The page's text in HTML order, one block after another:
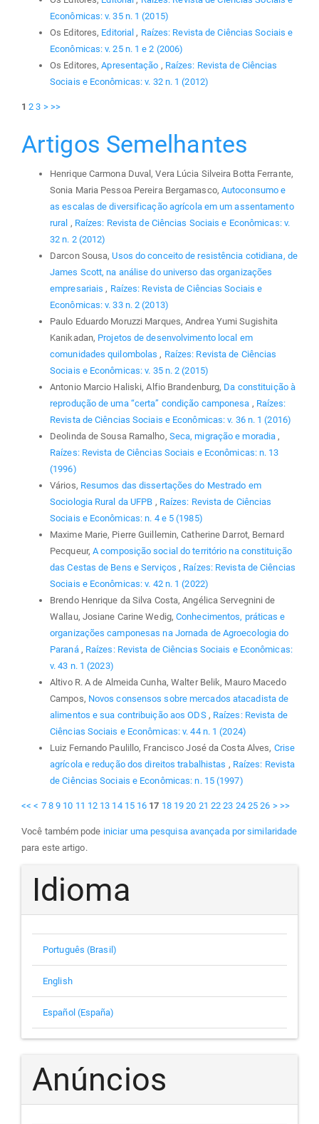
Econômicas: v. 35 n. 1 (2015)
Os Editores, Editorial, Raízes: Revista de Ciências Sociais e
Econômicas: v. 25 n. 1 e 2 (2006)
Os Editores,Apresentação , Raízes: Revista de Ciências
Sociais e Econômicas: v. 32 n. 1 (2012)
1 2 3 > >>
Artigos Semelhantes
Henrique Carmona Duval, Vera Lúcia Silveira Botta Ferrante,
Sonia Maria Pessoa Pereira Bergamasco, Autoconsumo e
as escalas de diversificação agrícola em um assentamento
rural , Raízes: Revista de Ciências Sociais e Econômicas: v.
32 n. 2 (2012)
Darcon Sousa,Usos do conceito de resistência cotidiana, de
James Scott, na análise do universo das organizações
empresariais, Raízes: Revista de Ciências Sociais e
Econômicas: v. 33 n. 2 (2013)
Paulo Eduardo Moruzzi Marques, Andrea Yumi Sugishita
Kanikadan, Projetos de desenvolvimento local em
comunidades quilombolas, Raízes: Revista de Ciências
Sociais e Econômicas: v. 35 n. 2 (2015)
Antonio Marcio Haliski, Alfio Brandenburg, Da constituição à
reprodução de uma “certa” condição camponesa , Raízes:
Revista de Ciências Sociais e Econômicas: v. 36 n. 1 (2016)
Deolinda de Sousa Ramalho, Seca, migração e moradia,
Raízes: Revista de Ciências Sociais e Econômicas: n. 13
(1996)
Vários, Resumos das dissertações do Mestrado em
Sociologia Rural da UFPB , Raízes: Revista de Ciências
Sociais e Econômicas: n. 4 e 5 (1985)
Maxime Marie, Pierre Guillemin, Catherine Darrot, Bernard
Pecqueur, A composição social do território na constituição
das Cestas de Bens e Serviços, Raízes: Revista de Ciências
Sociais e Econômicas: v. 42 n. 1 (2022)
Brendo Henrique da Silva Costa, Angélica Servegnini de
Wallau, Josiane Carine Wedig,Conhecimentos, práticas e
organizações camponesas na Jornada de Agroecologia do
Paraná , Raízes: Revista de Ciências Sociais e Econômicas:
v. 43 n. 1 (2023)
Altivo R. A de Almeida Cunha, Walter Belik, Mauro Macedo
Campos, Novos consensos sobre mercados atacadista de
alimentos e sua contribuição aos ODS , Raízes: Revista de
Ciências Sociais e Econômicas: v. 44 n. 1 (2024)
Luiz Fernando Paulillo, Francisco José da Costa Alves, Crise
agrícola e redução dos direitos trabalhistas , Raízes: Revista
de Ciências Sociais e Econômicas: n. 15 (1997)
<< < 7 8 9 10 11 12 13 14 15 16 17 18 19 20 21 22 23 24 25 26 > >>
Você também pode iniciar uma pesquisa avançada por similaridade
para este artigo.
Idioma
Português (Brasil)
English
Español (España)
Anúncios